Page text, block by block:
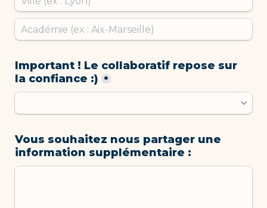
Important ! Le collaboratif repose sur
la confiance :)
*
Vous souhaitez nous partager une
information supplémentaire :